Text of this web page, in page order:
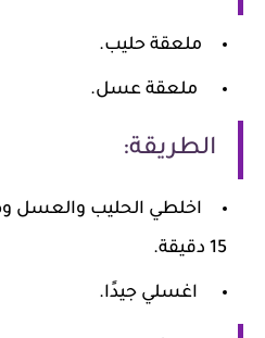
ملعقة حليب.
ملعقة عسل.
الطريقة:
اخلطي الحليب والعسل
15 دقيقة.
اغسلي جيدًا.